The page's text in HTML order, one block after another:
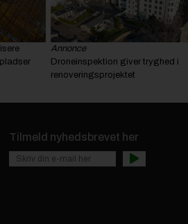
Annonce
Droneinspektion giver tryghed i
renoveringsprojektet
Tilmeld nyhedsbrevet her